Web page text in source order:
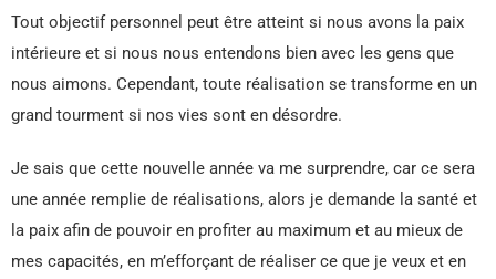
Tout objectif personnel peut être atteint si nous avons la paix
intérieure et si nous nous entendons bien avec les gens que
nous aimons. Cependant, toute réalisation se transforme en un
grand tourment si nos vies sont en désordre.
Je sais que cette nouvelle année va me surprendre, car ce sera
une année remplie de réalisations, alors je demande la santé et
la paix afin de pouvoir en profiter au maximum et au mieux de
mes capacités, en m’efforçant de réaliser ce que je veux et en